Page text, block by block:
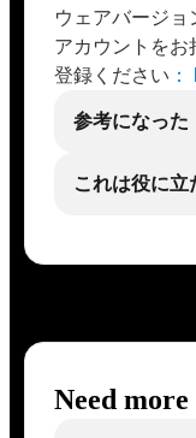
ウェアバージョ
アカウントをお
登録ください
参考になった
これは役に立
Need more